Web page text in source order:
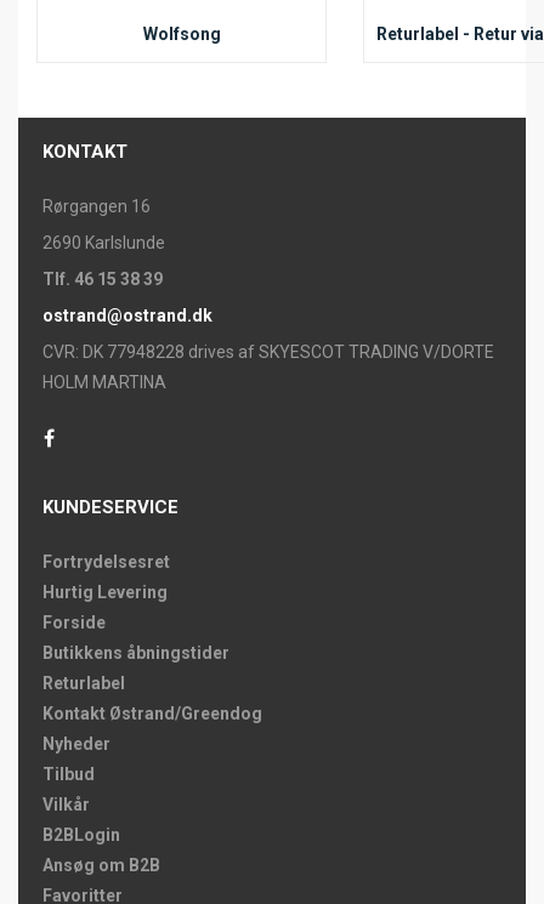
Wolfsong
KONTAKT
Rørgangen 16
2690 Karlslunde
Tlf. 46 15 38 39
ostrand@ostrand.dk
CVR: DK 77948228 drives af SKYESCOT TRADING V/DORTE
HOLM MARTINA
KUNDESERVICE
Fortrydelsesret
Hurtig Levering
Forside
Butikkens åbningstider
Returlabel
Kontakt Østrand/Greendog
Nyheder
Tilbud
Vilkår
B2BLogin
Ansøg om B2B
Favoritter